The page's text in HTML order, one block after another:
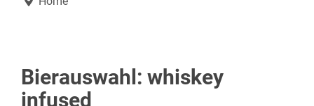
Bierauswahl: whiskey
infused